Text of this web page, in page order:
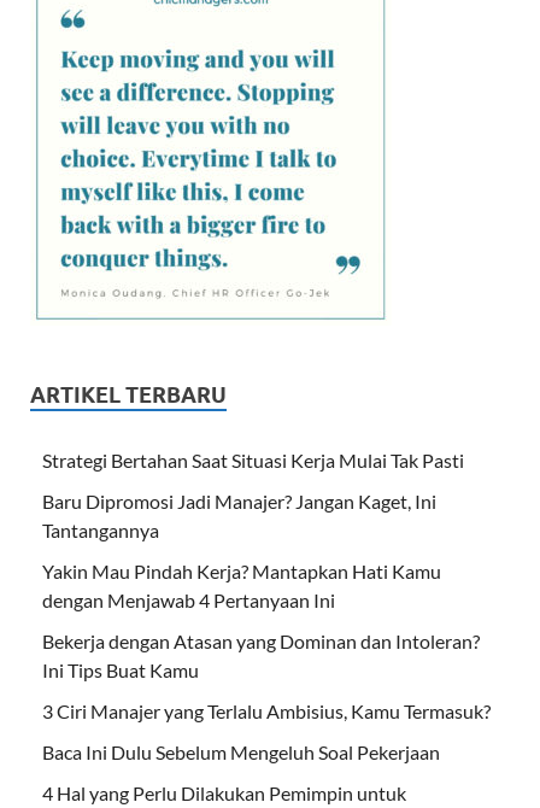
ARTIKEL TERBARU
Strategi Bertahan Saat Situasi Kerja Mulai Tak Pasti
Baru Dipromosi Jadi Manajer? Jangan Kaget, Ini
Tantangannya
Yakin Mau Pindah Kerja? Mantapkan Hati Kamu
dengan Menjawab 4 Pertanyaan Ini
Bekerja dengan Atasan yang Dominan dan Intoleran?
Ini Tips Buat Kamu
3 Ciri Manajer yang Terlalu Ambisius, Kamu Termasuk?
Baca Ini Dulu Sebelum Mengeluh Soal Pekerjaan
4 Hal yang Perlu Dilakukan Pemimpin untuk